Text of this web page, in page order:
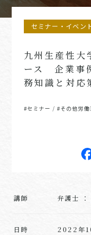
セミナー・イベン
九州生産性大
ース 企業事
務知識と対応
#セミナー /#その他労働
講師 弁護士 ：
日時 2022年